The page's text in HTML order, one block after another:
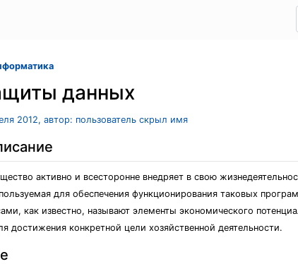
данных
2012, автор: пользователь скрыл имя
активно и всесторонне внедряет в свою
для обеспечения функционирования таковых
как известно, называют элементы экономического
достижения конкретной цели хозяйственной деятельности.